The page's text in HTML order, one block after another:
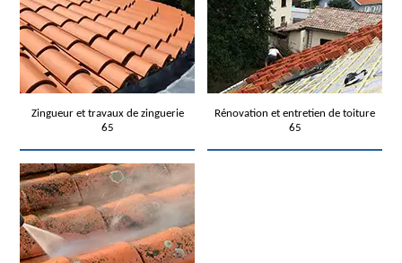
Zingueur et travaux de zinguerie
65
Rénovation et entretien de toiture
65